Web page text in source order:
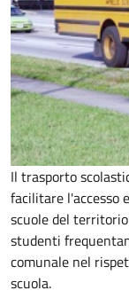
Il trasporto
facilitare l'accesso
scuole del
studenti
comunale nel
scuola.